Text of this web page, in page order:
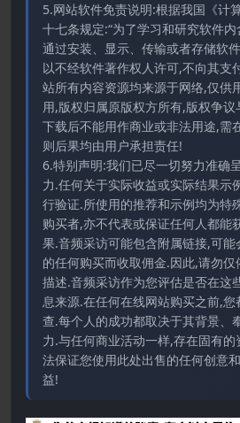
5.网站软件免责说明:根据我国《计
十七条规定:“为了学习和研究软件
通过安装、显示、传输或者存储软
以不经软件著作权人许可,不向其支
站所有内容资源均来源于网络,仅供
用,版权归属原版权方所有,版权争
下载后不能用作商业或非法用途,需
则后果均由用户承担责任!
6.特别声明:我们已尽一切努力准确
力.任何关于实际收益或实际结果示
行验证.所使用的推荐和示例均为特
购买者,亦不代表或保证任何人都能
果.音频采访可能包含附属链接,可
的任何购买而收取佣金.因此,请勿
描述.音频采访作为您评估是否在这
息来源.在任何在线网站购买之前,
查.每个人的成功都取决于其背景、
力.与任何商业活动一样,存在固有
法保证您使用此处出售的任何创意
益!